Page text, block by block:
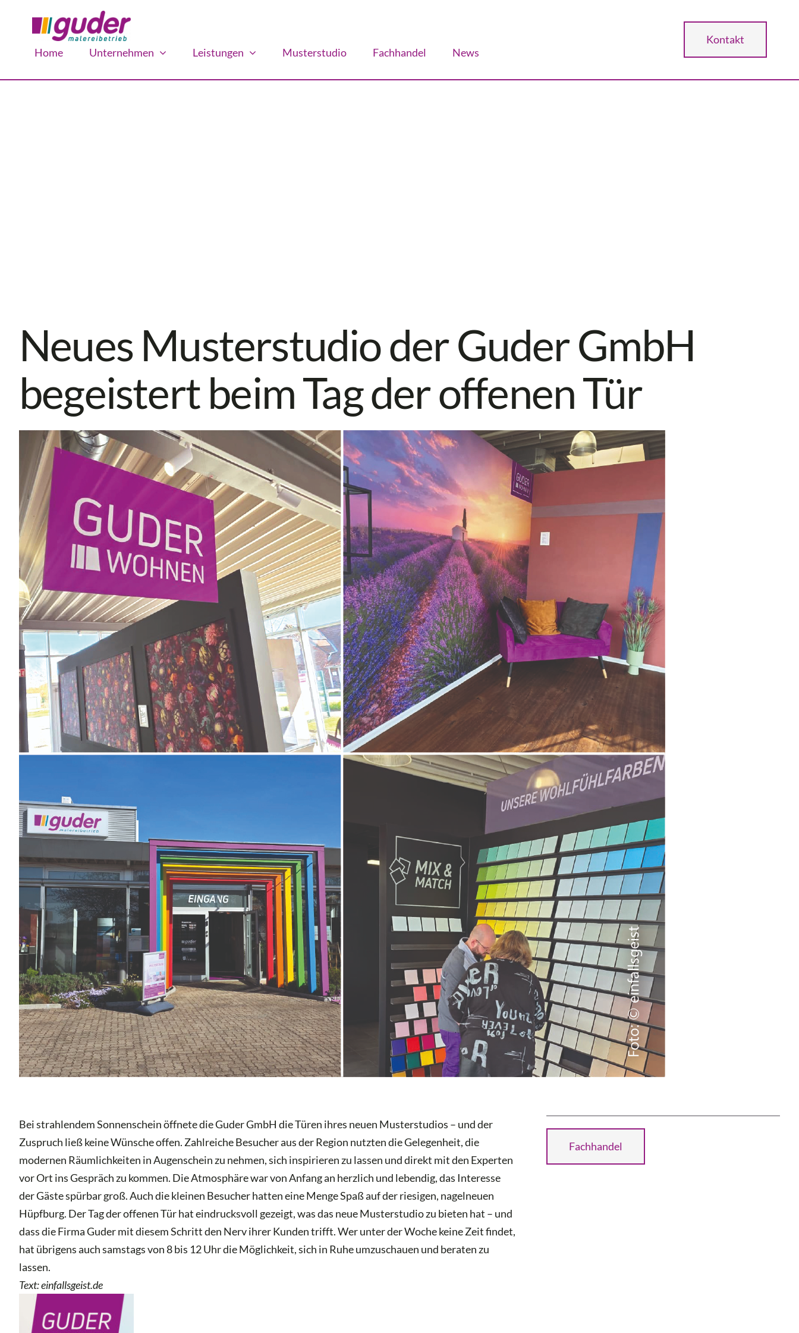
Home Unternehmen Leistungen Musterstudio Fachhandel News
Kontakt
Neues Musterstudio der Guder GmbH
begeistert beim Tag der offenen Tür
Bei strahlendem Sonnenschein öffnete die Guder GmbH die Türen ihres neuen Musterstudios – und der
Zuspruch ließ keine Wünsche offen. Zahlreiche Besucher aus der Region nutzten die Gelegenheit, die
modernen Räumlichkeiten in Augenschein zu nehmen, sich inspirieren zu lassen und direkt mit den Experten
vor Ort ins Gespräch zu kommen. Die Atmosphäre war von Anfang an herzlich und lebendig, das Interesse
der Gäste spürbar groß. Auch die kleinen Besucher hatten eine Menge Spaß auf der riesigen, nagelneuen
Hüpfburg. Der Tag der offenen Tür hat eindrucksvoll gezeigt, was das neue Musterstudio zu bieten hat – und
dass die Firma Guder mit diesem Schritt den Nerv ihrer Kunden trifft. Wer unter der Woche keine Zeit findet,
hat übrigens auch samstags von 8 bis 12 Uhr die Möglichkeit, sich in Ruhe umzuschauen und beraten zu
lassen.
Text: einfallsgeist.de
Fachhandel